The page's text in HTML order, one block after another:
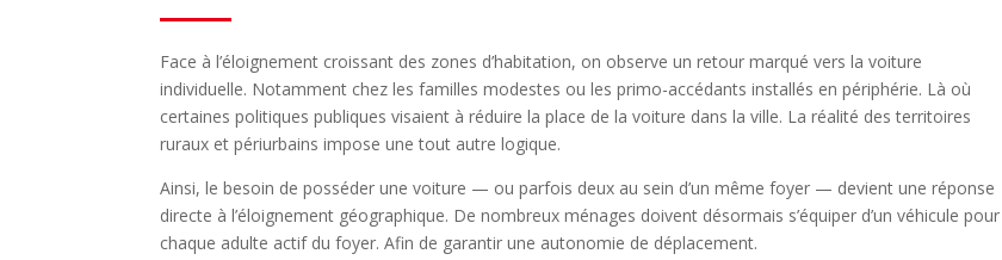
Face à l’éloignement croissant des zones d’habitation, on observe un retour marqué vers la voiture
individuelle. Notamment chez les familles modestes ou les primo-accédants installés en périphérie. Là où
certaines politiques publiques visaient à réduire la place de la voiture dans la ville. La réalité des territoires
ruraux et périurbains impose une tout autre logique.
Ainsi, le besoin de posséder une voiture — ou parfois deux au sein d’un même foyer — devient une réponse
directe à l’éloignement géographique. De nombreux ménages doivent désormais s’équiper d’un véhicule pour
chaque adulte actif du foyer. Afin de garantir une autonomie de déplacement.